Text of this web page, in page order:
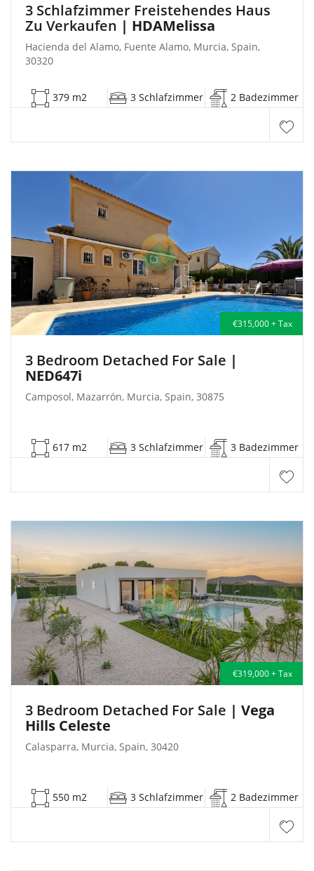
3 Schlafzimmer Freistehendes Haus
Zu Verkaufen | HDAMelissa
Hacienda del Alamo, Fuente Alamo, Murcia, Spain,
30320
379 m2 3 Schlafzimmer 2 Badezimmer
€315,000 + Tax
3 Bedroom Detached For Sale |
NED647i
Camposol, Mazarrón, Murcia, Spain, 30875
617 m2 3 Schlafzimmer 3 Badezimmer
€319,000 + Tax
3 Bedroom Detached For Sale | Vega
Hills Celeste
Calasparra, Murcia, Spain, 30420
550 m2 3 Schlafzimmer 2 Badezimmer